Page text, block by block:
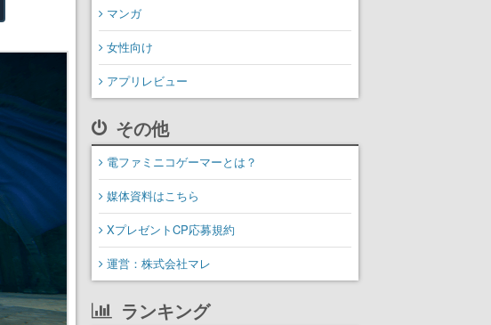
マンガ
女性向け
アプリレビュー
その他
電ファミニコゲーマーとは？
媒体資料はこちら
XプレゼントCP応募規約
運営：株式会社マレ
ランキング